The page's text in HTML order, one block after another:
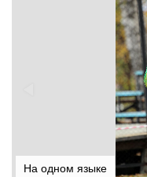
На одном языке